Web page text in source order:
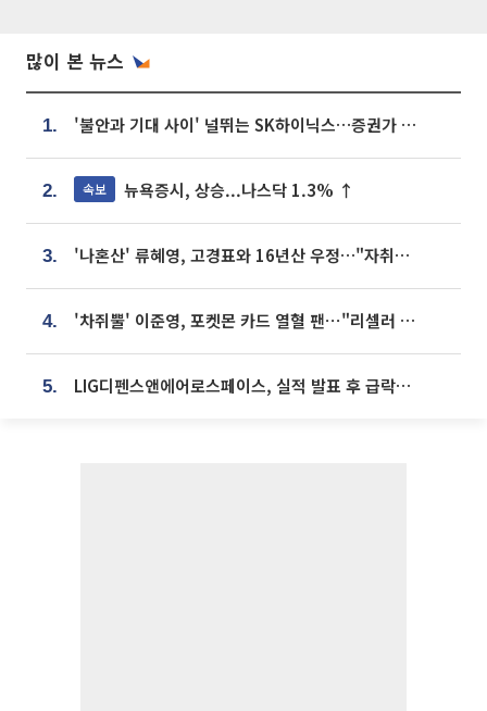
많이 본 뉴스
1. '불안과 기대 사이' 널뛰는 SK하이닉스…증권가 "HBM4·LTA 기반 펀터멘털 견고"
2. 속보 뉴욕증시, 상승...나스닥 1.3% ↑
3. '나혼산' 류혜영, 고경표와 16년산 우정…"자취방서 부모님과 마주쳐"
4. '차쥐뿔' 이준영, 포켓몬 카드 열혈 팬⋯"리셀러 처단할 것"
5. LIG디펜스앤에어로스페이스, 실적 발표 후 급락→반등⋯증권가 “28년까지 튼튼”